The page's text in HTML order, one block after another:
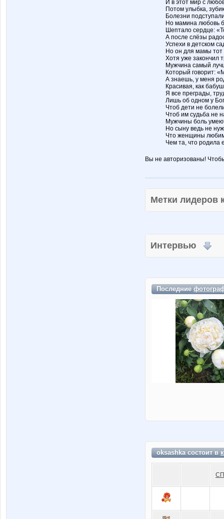
И в этот мир с
Потом улыбка,
Болезни
Но мамина любовь
Шептало сердце:
А после слёзы
Успехи в детском
Но он для мамы тот
Хотя уже закончил
Мужчина самый
Который говорит:
А знаешь, у меня
Красивая, как
Я все преграды,
Лишь об одном у
Чтоб дети не
Чтоб им судьба не
Мужчины боль
Но сыну ведь не
Что женщины
Чем та, что родила
Вы не авторизованы!
Метки
Интервью
Последние
oksashka состоит в